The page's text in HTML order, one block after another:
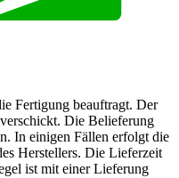
Fertigung beauftragt. Der
Die Belieferung
In einigen Fällen erfolgt die
Herstellers. Die Lieferzeit
ist mit einer Lieferung